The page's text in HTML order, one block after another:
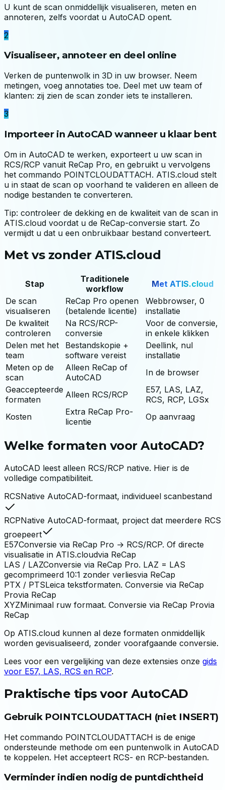
U kunt de scan onmiddellijk visualiseren, meten en
annoteren, zelfs voordat u AutoCAD opent.
2
Visualiseer, annoteer en deel online
Verken de puntenwolk in 3D in uw browser. Neem
metingen, voeg annotaties toe. Deel met uw team of
klanten: zij zien de scan zonder iets te installeren.
3
Importeer in AutoCAD wanneer u klaar bent
Om in AutoCAD te werken, exporteert u uw scan in
RCS/RCP vanuit ReCap Pro, en gebruikt u vervolgens
het commando POINTCLOUDATTACH. ATIS.cloud stelt
u in staat de scan op voorhand te valideren en alleen de
nodige bestanden te converteren.
Tip: controleer de dekking en de kwaliteit van de scan in
ATIS.cloud voordat u de ReCap-conversie start. Zo
vermijdt u dat u een onbruikbaar bestand converteert.
Met vs zonder ATIS.cloud
Stap
Traditionele
workflow
Met ATIS.cloud
De scan
visualiseren
ReCap Pro openen
(betalende licentie)
Webbrowser, 0
installatie
De kwaliteit
controleren
Na RCS/RCP-
conversie
Voor de conversie,
in enkele klikken
Delen met het
team
Bestandskopie +
software vereist
Deellink, nul
installatie
Meten op de
scan
Alleen ReCap of
AutoCAD
In de browser
Geaccepteerde
formaten
Alleen RCS/RCP
E57, LAS, LAZ,
RCS, RCP, LGSx
Kosten
Extra ReCap Pro-
licentie
Op aanvraag
Welke formaten voor AutoCAD?
AutoCAD leest alleen RCS/RCP native. Hier is de
volledige compatibiliteit.
RCSNative AutoCAD-formaat, individueel scanbestand
RCPNative AutoCAD-formaat, project dat meerdere RCS
groepeert
E57Conversie via ReCap Pro → RCS/RCP. Of directe
visualisatie in ATIS.cloudvia ReCap
LAS / LAZConversie via ReCap Pro. LAZ = LAS
gecomprimeerd 10:1 zonder verliesvia ReCap
PTX / PTSLeica tekstformaten. Conversie via ReCap
Provia ReCap
XYZMinimaal ruw formaat. Conversie via ReCap Provia
ReCap
Op ATIS.cloud kunnen al deze formaten onmiddellijk
worden gevisualiseerd, zonder voorafgaande conversie.
Lees voor een vergelijking van deze extensies onze gids
voor E57, LAS, RCS en RCP.
Praktische tips voor AutoCAD
Gebruik POINTCLOUDATTACH (niet INSERT)
Het commando POINTCLOUDATTACH is de enige
ondersteunde methode om een puntenwolk in AutoCAD
te koppelen. Het accepteert RCS- en RCP-bestanden.
Verminder indien nodig de puntdichtheid